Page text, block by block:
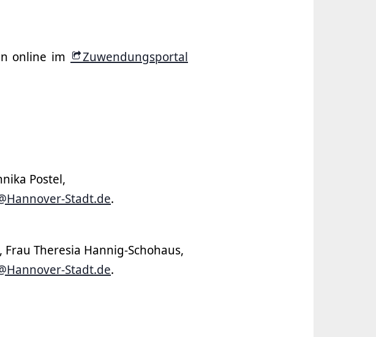
online im
Zuwendungsportal
Postel,
Stadt.de.
Theresia Hannig-Schohaus,
Stadt.de.